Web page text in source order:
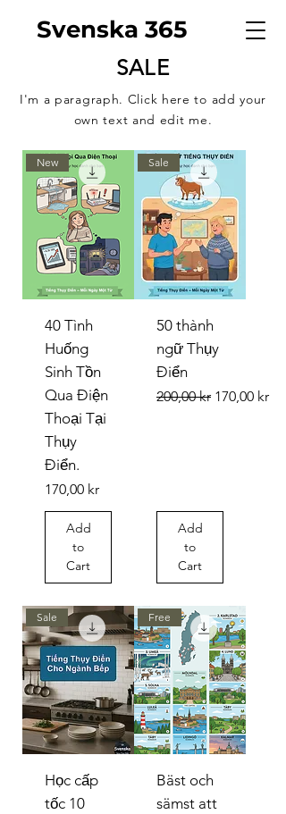
Svenska 365
SALE
I'm a paragraph. Click here to add your
own text and edit me.
New
40 Tình
Huống
Sinh Tồn
Qua Điện
Thoại Tại
Thụy
Điển.
Price
170,00 kr
Add
to
Cart
Sale
50 thành
ngữ Thụy
Điển
Regular Price
200,00 kr Sale Price
170,00 kr
Add
to
Cart
Sale
Học cấp
tốc 10
Free
Bäst och
sämst att